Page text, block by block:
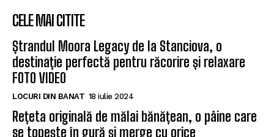
CELE MAI CITITE
Ștrandul Moora Legacy de la Stanciova, o
destinație perfectă pentru răcorire și relaxare
FOTO VIDEO
LOCURI DIN BANAT 18 iulie 2024
Rețeta originală de mălai bănățean, o pâine care
se topește în gură și merge cu orice